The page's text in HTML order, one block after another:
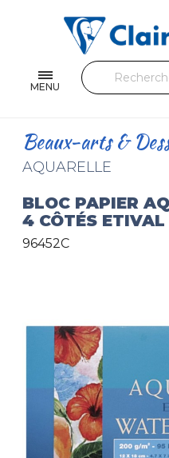
MENU
Feuilles & Copies
Beaux-arts & Dessin
Loisirs créatifs
Cuir & trousses
Beaux-arts &
AQUARELLE
BLOC PAPIER
4 CÔTÉS
96452C